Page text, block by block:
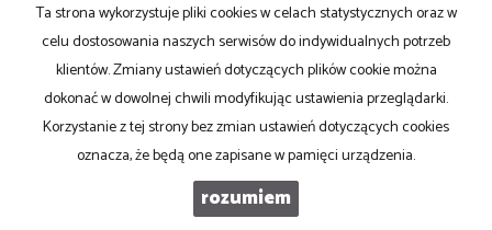
PRONOVO Kordus
ul. Ku Słońcu 24F lokal 1
71-073 Szczecin
NIP
: 8521103669
: pon-pt w godz 10.00-17.00
Ta strona wykorzystuje pliki cookies w celach statystycznych oraz w
celu dostosowania naszych serwisów do indywidualnych potrzeb
klientów. Zmiany ustawień dotyczących plików cookie można
dokonać w dowolnej chwili modyfikując ustawienia przeglądarki.
Korzystanie z tej strony bez zmian ustawień dotyczących cookies
oznacza, że będą one zapisane w pamięci urządzenia.
rozumiem